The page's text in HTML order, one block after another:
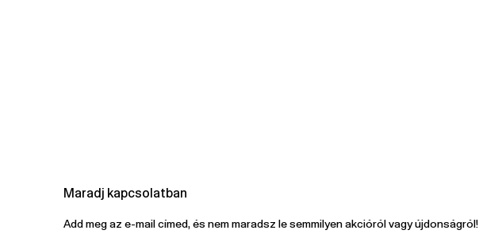
Maradj kapcsolatban
Add meg az e-mail címed, és nem maradsz le semmilyen akcióról vagy újdonságról!